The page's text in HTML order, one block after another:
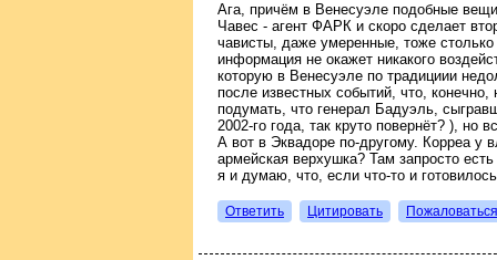
Ага, причём в Венесуэле подобные
Чавес - агент ФАРК и скоро сделает
чависты, даже умеренные, тоже
информация не окажет никакого
которую в Венесуэле по традициии
после известных событий, что, конечно,
подумать, что генерал Бадуэль,
2002-го года, так круто повернёт? ), но
А вот в Эквадоре по-другому. Корреа у
армейская верхушка? Там запросто
я и думаю, что, если что-то и
Ответить Цитировать Пожаловаться